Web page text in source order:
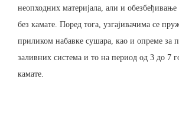
неопходних материјала, али и
без камате. Поред тога, узгајивачима се
приликом набавке сушара, као и опреме за
заливних система и то на период од 3 до 7
камате.